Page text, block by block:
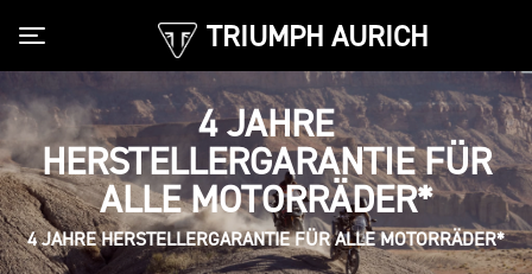
TRIUMPH AURICH
Toggle navigation
4 JAHRE
HERSTELLERGARANTIE FÜR
ALLE MOTORRÄDER*
4 JAHRE HERSTELLERGARANTIE FÜR ALLE MOTORRÄDER*